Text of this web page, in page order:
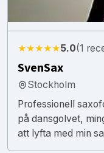
★★★★★5.0(1
SvenSax
Stockholm
Professionell
på dansgolvet,
att lyfta med min